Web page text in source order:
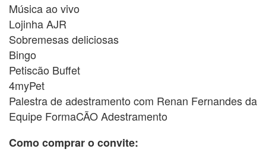
Música ao vivo
Lojinha AJR
Sobremesas deliciosas
Bingo
Petiscão Buffet
4myPet
Palestra de adestramento com Renan Fernandes da
Equipe FormaCÃO Adestramento
Como comprar o convite: